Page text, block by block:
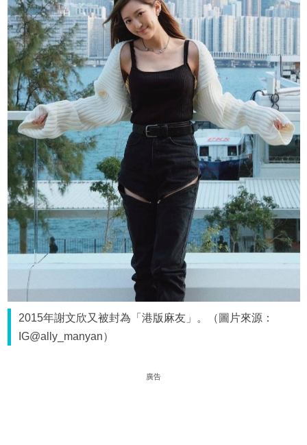
2015年謝文欣又被封為「港版麻友」。（圖片來源：
IG@ally_manyan）
廣告